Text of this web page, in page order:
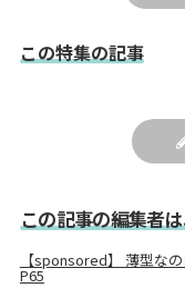
この特集の記事
この記事の編集者
【sponsored】 薄型な
P65